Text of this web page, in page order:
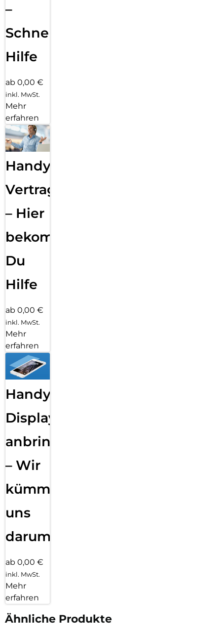
–
Schnelle
Hilfe
ab 0,00 €
inkl. MwSt.
Mehr
erfahren
Handy
Vertragsabwicklung
– Hier
bekommst
Du
Hilfe
ab 0,00 €
inkl. MwSt.
Mehr
erfahren
Handy
Displayfolie
anbringen
– Wir
kümmern
uns
darum!
ab 0,00 €
inkl. MwSt.
Mehr
erfahren
Ähnliche Produkte